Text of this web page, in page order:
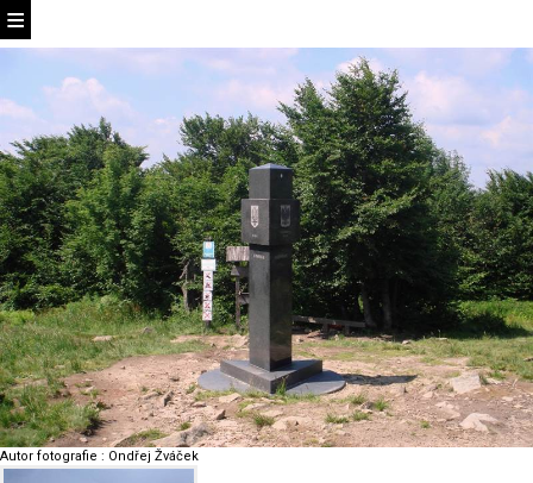
Autor fotografie : Ondřej Žváček